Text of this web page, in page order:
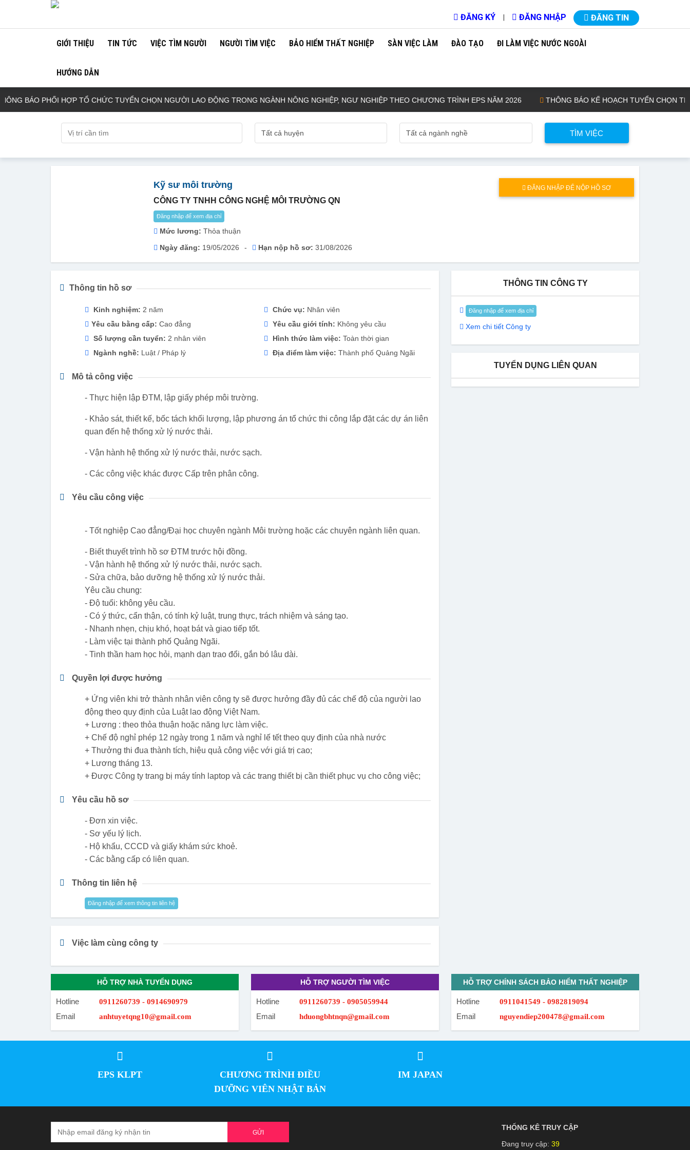
ĐĂNG KÝ | ĐĂNG NHẬP ĐĂNG TIN
GIỚI THIỆU TIN TỨC VIỆC TÌM NGƯỜI NGƯỜI TÌM VIỆC BẢO HIỂM THẤT NGHIỆP SÀN VIỆC LÀM ĐÀO TẠO ĐI LÀM VIỆC NƯỚC NGOÀI
HƯỚNG DẪN
BÁO PHỐI HỢP TỔ CHỨC TUYỂN CHỌN NGƯỜI LAO ĐỘNG TRONG NGÀNH NÔNG NGHIỆP, NGƯ NGHIỆP THEO CHƯƠNG TRÌNH EPS NĂM 2026 THÔNG BÁO KẾ HOẠCH TUYỂN CHỌN
Kỹ sư môi trường
CÔNG TY TNHH CÔNG NGHỆ MÔI TRƯỜNG QN
Đăng nhập để xem địa chỉ
Mức lương: Thỏa thuận
Ngày đăng: 19/05/2026 - Hạn nộp hồ sơ: 31/08/2026
ĐĂNG NHẬP ĐỂ NỘP HỒ SƠ
Thông tin hồ sơ
Kinh nghiệm: 2 năm
Yêu cầu bằng cấp: Cao đẳng
Số lượng cần tuyển: 2 nhân viên
Ngành nghề: Luật / Pháp lý
Chức vụ: Nhân viên
Yêu cầu giới tính: Không yêu cầu
Hình thức làm việc: Toàn thời gian
Địa điểm làm việc: Thành phố Quảng Ngãi
Mô tả công việc
- Thực hiện lập ĐTM, lập giấy phép môi trường.
- Khảo sát, thiết kế, bốc tách khối lượng, lập phương án tổ chức thi công lắp đặt các dự án liên
quan đến hệ thống xử lý nước thải.
- Vận hành hệ thống xử lý nước thải, nước sạch.
- Các công việc khác được Cấp trên phân công.
Yêu cầu công việc
- Tốt nghiệp Cao đẳng/Đại học chuyên ngành Môi trường hoặc các chuyên ngành liên quan.
- Biết thuyết trình hồ sơ ĐTM trước hội đồng.
- Vận hành hệ thống xử lý nước thải, nước sạch.
- Sửa chữa, bảo dưỡng hệ thống xử lý nước thải.
Yêu cầu chung:
- Độ tuổi: không yêu cầu.
- Có ý thức, cẩn thận, có tính kỷ luật, trung thực, trách nhiệm và sáng tạo.
- Nhanh nhẹn, chịu khó, hoạt bát và giao tiếp tốt.
- Làm việc tại thành phố Quảng Ngãi.
- Tinh thần ham học hỏi, mạnh dạn trao đổi, gắn bó lâu dài.
Quyền lợi được hưởng
+ Ứng viên khi trở thành nhân viên công ty sẽ được hưởng đầy đủ các chế độ của người lao
động theo quy định của Luật lao động Việt Nam.
+ Lương : theo thỏa thuận hoặc năng lực làm việc.
+ Chế độ nghỉ phép 12 ngày trong 1 năm và nghỉ lế tết theo quy định của nhà nước
+ Thưởng thi đua thành tích, hiệu quả công việc với giá trị cao;
+ Lương tháng 13.
+ Được Công ty trang bị máy tính laptop và các trang thiết bị cần thiết phục vụ cho công việc;
Yêu cầu hồ sơ
- Đơn xin việc.
- Sơ yếu lý lịch.
- Hộ khẩu, CCCD và giấy khám sức khoẻ.
- Các bằng cấp có liên quan.
Thông tin liên hệ
Đăng nhập để xem thông tin liên hệ
Việc làm cùng công ty
THÔNG TIN CÔNG TY
Đăng nhập để xem địa chỉ
Xem chi tiết Công ty
TUYỂN DỤNG LIÊN QUAN
HỖ TRỢ NHÀ TUYỂN DỤNG
Hotline 0911260739 - 0914690979
Email anhtuyetqng10@gmail.com
HỖ TRỢ NGƯỜI TÌM VIỆC
Hotline 0911260739 - 0905059944
Email hduongbhtnqn@gmail.com
HỖ TRỢ CHÍNH SÁCH BẢO HIỂM THẤT NGHIỆP
Hotline 0911041549 - 0982819094
Email nguyendiep200478@gmail.com
EPS KLPT
CHƯƠNG TRÌNH ĐIỀU
DƯỠNG VIÊN NHẬT BẢN
IM JAPAN
GỬI
THỐNG KÊ TRUY CẬP
Đang truy cập: 39